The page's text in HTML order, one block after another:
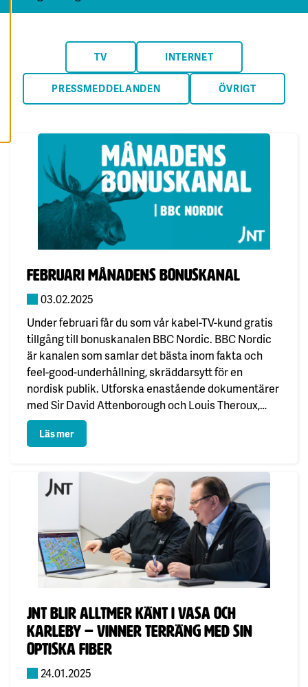
A
TV INTERNET
PRESSMEDDELANDEN ÖVRIGT
Februari månadens bonuskanal
Publicerad:
03.02.2025
Under februari får du som vår kabel-TV-kund gratis
tillgång till bonuskanalen BBC Nordic. BBC Nordic
är kanalen som samlar det bästa inom fakta och
feel-good-underhållning, skräddarsytt för en
nordisk publik. Utforska enastående dokumentärer
med Sir David Attenborough och Louis Theroux,
kombinerat med humor och underhållning från
stjärnor som Graham Norton och det omtyckta
Läs mer: Februari månadens bonuskanal
JNT blir alltmer känt i Vasa och
Karleby – vinner terräng med sin
optiska fiber
Publicerad:
24.01.2025